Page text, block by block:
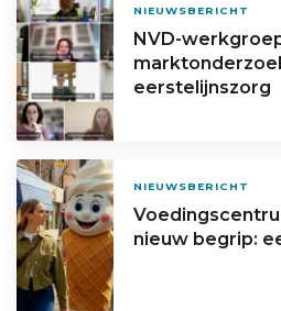
NIEUWSBERICHT
NVD-
eerstelijnszorg
NIEUWSBERICHT
nieuw begrip: